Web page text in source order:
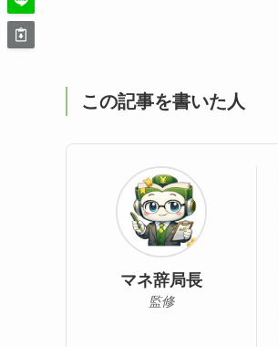
この記事を書いた人
マネ辞局長
監修